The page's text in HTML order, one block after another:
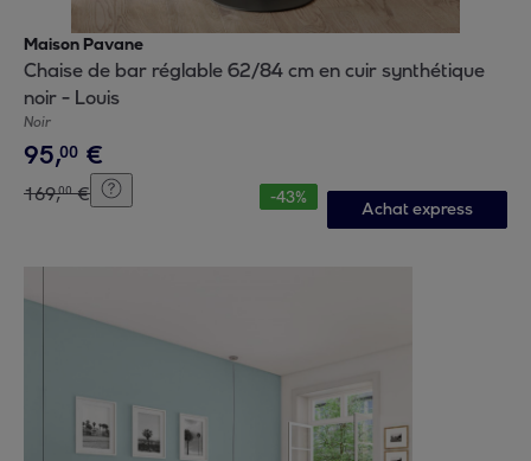
Maison Pavane
Chaise de bar réglable 62/84 cm en cuir synthétique
noir - Louis
Noir
95,00 €
169,00 € -43%
Achat express